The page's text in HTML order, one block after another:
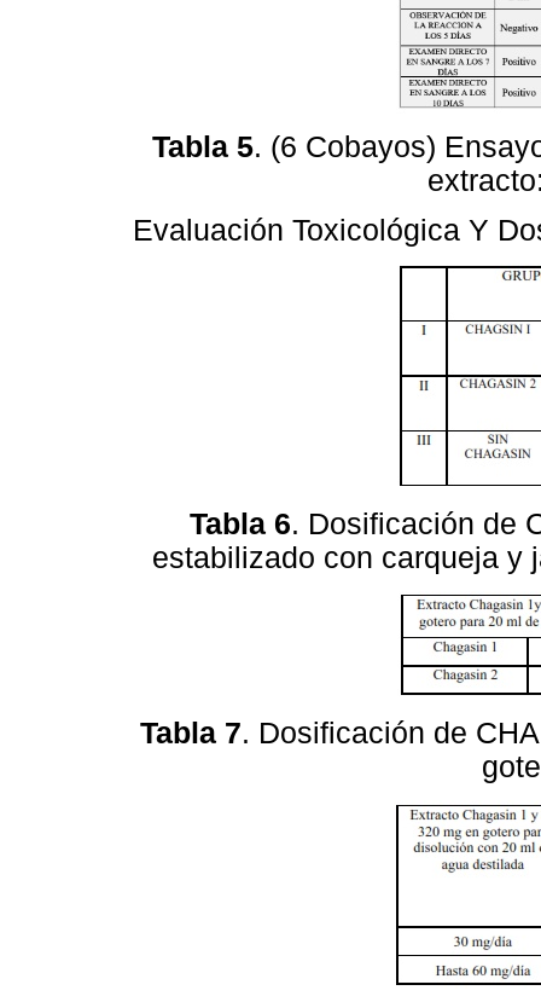
Tabla 5. (6 Cobayos)
Evaluación Toxicológica Y
Tabla 6. Dosificación de
estabilizado con carqueja y
Tabla 7. Dosificación de